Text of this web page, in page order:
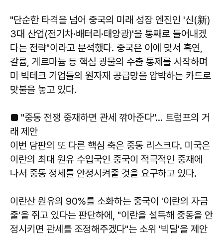
"단순한 타격을 넘어 중국의 미래 성장 엔진인 '신(新)
3대 산업(전기차·배터리·태양광)'을 통째로 들어내겠
다는 전략"이라고 분석했다. 중국은 이에 맞서 흑연,
갈륨, 게르마늄 등 핵심 광물의 수출 통제를 시작하며
미 빅테크 기업들의 원자재 공급망을 압박하는 카드로
맞불을 놓고 있다.
■ "중동 전쟁 중재하면 관세 깎아준다"… 트럼프의 거
래 제안
이번 담판의 또 다른 핵심 축은 중동 리스크다. 미국은
이란의 최대 원유 수입국인 중국이 적극적인 중재에
나서 중동 정세를 안정시켜줄 것을 요구하고 있다.
이란산 원유의 90%를 소화하는 중국이 '이란의 자금
줄'을 쥐고 있다는 판단하에, "이란을 설득해 중동을 안
정시키면 관세를 조정해주겠다"는 소위 '빅딜'을 제안